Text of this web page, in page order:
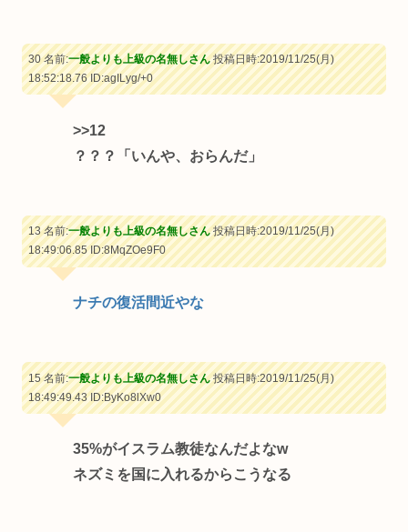
30 名前:一般よりも上級の名無しさん投稿日時:2019/11/25(月)
18:52:18.76ID:agILyg/+0
>>12
？？？「いんや、おらんだ」
13 名前:一般よりも上級の名無しさん投稿日時:2019/11/25(月)
18:49:06.85ID:8MqZOe9F0
ナチの復活間近やな
15 名前:一般よりも上級の名無しさん投稿日時:2019/11/25(月)
18:49:49.43ID:ByKo8lXw0
35%がイスラム教徒なんだよなw
ネズミを国に入れるからこうなる